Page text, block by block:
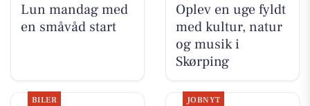
Lun mandag med
en småvåd start
Oplev en uge fyldt
med kultur, natur
og musik i
Skørping
BILER JOBNYT